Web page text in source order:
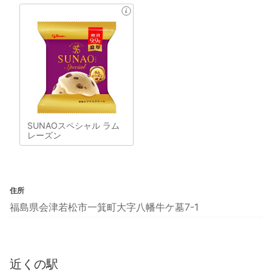
SUNAOスペシャル ラム
レーズン
住所
福島県会津若松市一箕町大字八幡牛ケ墓7-1
近くの駅